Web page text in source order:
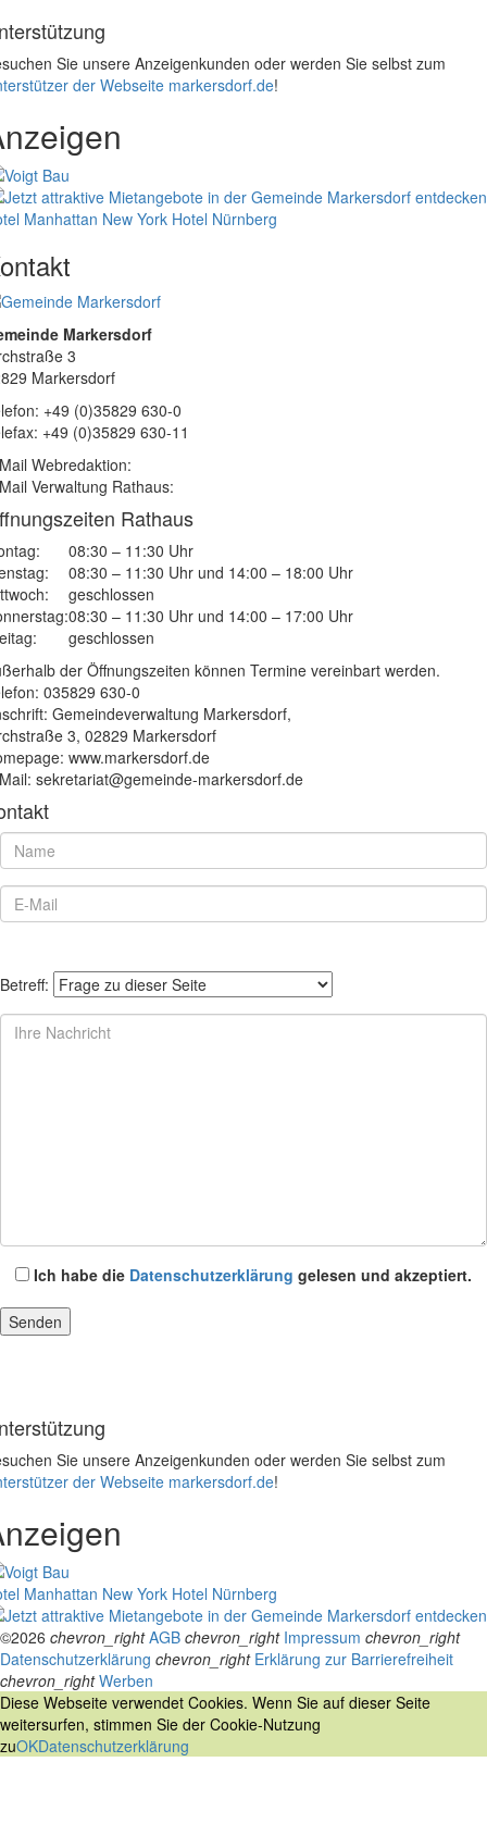
Sie unsere Anzeigenkunden oder werden Sie selbst zum
der Webseite markersdorf.de!
Manhattan New York Hotel Nürnberg
Markersdorf
3
Markersdorf
+49 (0)35829 630-0
+49 (0)35829 630-11
Webredaktion:
Verwaltung Rathaus:
Rathaus
08:30 – 11:30 Uhr
08:30 – 11:30 Uhr und 14:00 – 18:00 Uhr
geschlossen
08:30 – 11:30 Uhr und 14:00 – 17:00 Uhr
geschlossen
der Öffnungszeiten können Termine vereinbart werden.
035829 630-0
Gemeindeverwaltung Markersdorf,
3, 02829 Markersdorf
www.markersdorf.de
sekretariat@gemeinde-markersdorf.de
Betreff:
Ich habe die Datenschutzerklärung gelesen und akzeptiert.
Sie unsere Anzeigenkunden oder werden Sie selbst zum
der Webseite markersdorf.de!
Manhattan New York Hotel Nürnberg
©2026 chevron_right AGB chevron_right Impressum chevron_right
Datenschutzerklärung chevron_right Erklärung zur Barrierefreiheit
chevron_right Werben
Diese Webseite verwendet Cookies. Wenn Sie auf dieser Seite
weitersurfen, stimmen Sie der Cookie-Nutzung
zuOKDatenschutzerklärung